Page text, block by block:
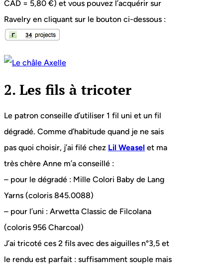
CAD = 5,80 €) et vous pouvez l’acquérir sur
Ravelry en cliquant sur le bouton ci-dessous :
2. Les fils à tricoter
Le patron conseille d’utiliser 1 fil uni et un fil
dégradé. Comme d’habitude quand je ne sais
pas quoi choisir, j’ai filé chez Lil Weasel et ma
très chère Anne m’a conseillé :
– pour le dégradé : Mille Colori Baby de Lang
Yarns (coloris 845.0088)
– pour l’uni : Arwetta Classic de Filcolana
(coloris 956 Charcoal)
J’ai tricoté ces 2 fils avec des aiguilles n°3,5 et
le rendu est parfait : suffisamment souple mais